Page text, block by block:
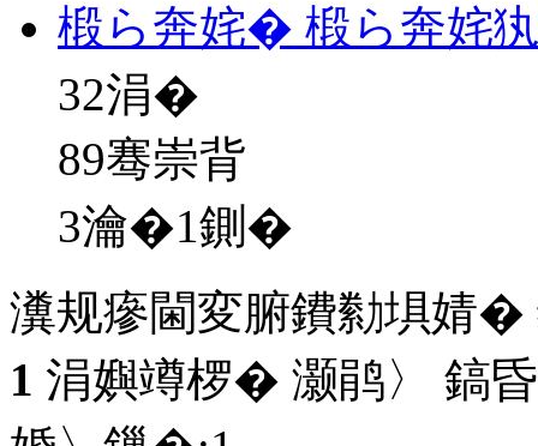
椴ら奔姹� 椴ら奔姹
32涓�
89骞崇背
3瀹�1鍘�
瀵规瘮閫変腑鐨勬埧婧�
1 涓嬩竴椤� 灏鹃〉 鎬